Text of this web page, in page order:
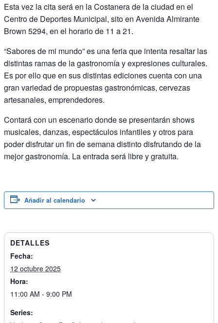
Esta vez la cita será en la Costanera de la ciudad en el
Centro de Deportes Municipal, sito en Avenida Almirante
Brown 5294, en el horario de 11 a 21.
“Sabores de mi mundo” es una feria que intenta resaltar las
distintas ramas de la gastronomía y expresiones culturales.
Es por ello que en sus distintas ediciones cuenta con una
gran variedad de propuestas gastronómicas, cervezas
artesanales, emprendedores.
Contará con un escenario donde se presentarán shows
musicales, danzas, espectáculos infantiles y otros para
poder disfrutar un fin de semana distinto disfrutando de la
mejor gastronomía. La entrada será libre y gratuita.
Añadir al calendario
DETALLES
Fecha:
12 octubre 2025
Hora:
11:00 AM - 9:00 PM
Series: